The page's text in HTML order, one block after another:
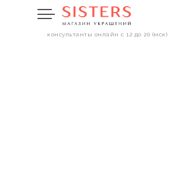
консультанты онлайн с 12 до 20 (мск)